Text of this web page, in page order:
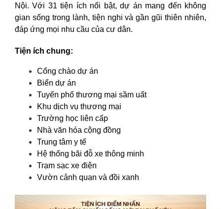
Nội. Với 31 tiện ích nổi bật, dự án mang đến không
gian sống trong lành, tiện nghi và gần gũi thiên nhiên,
đáp ứng mọi nhu cầu của cư dân.
Tiện ích chung:
Cổng chào dự án
Biển dự án
Tuyến phố thương mại sầm uất
Khu dịch vụ thương mại
Trường học liên cấp
Nhà văn hóa cộng đồng
Trung tâm y tế
Hệ thống bãi đỗ xe thông minh
Trạm sạc xe điện
Vườn cảnh quan và đồi xanh